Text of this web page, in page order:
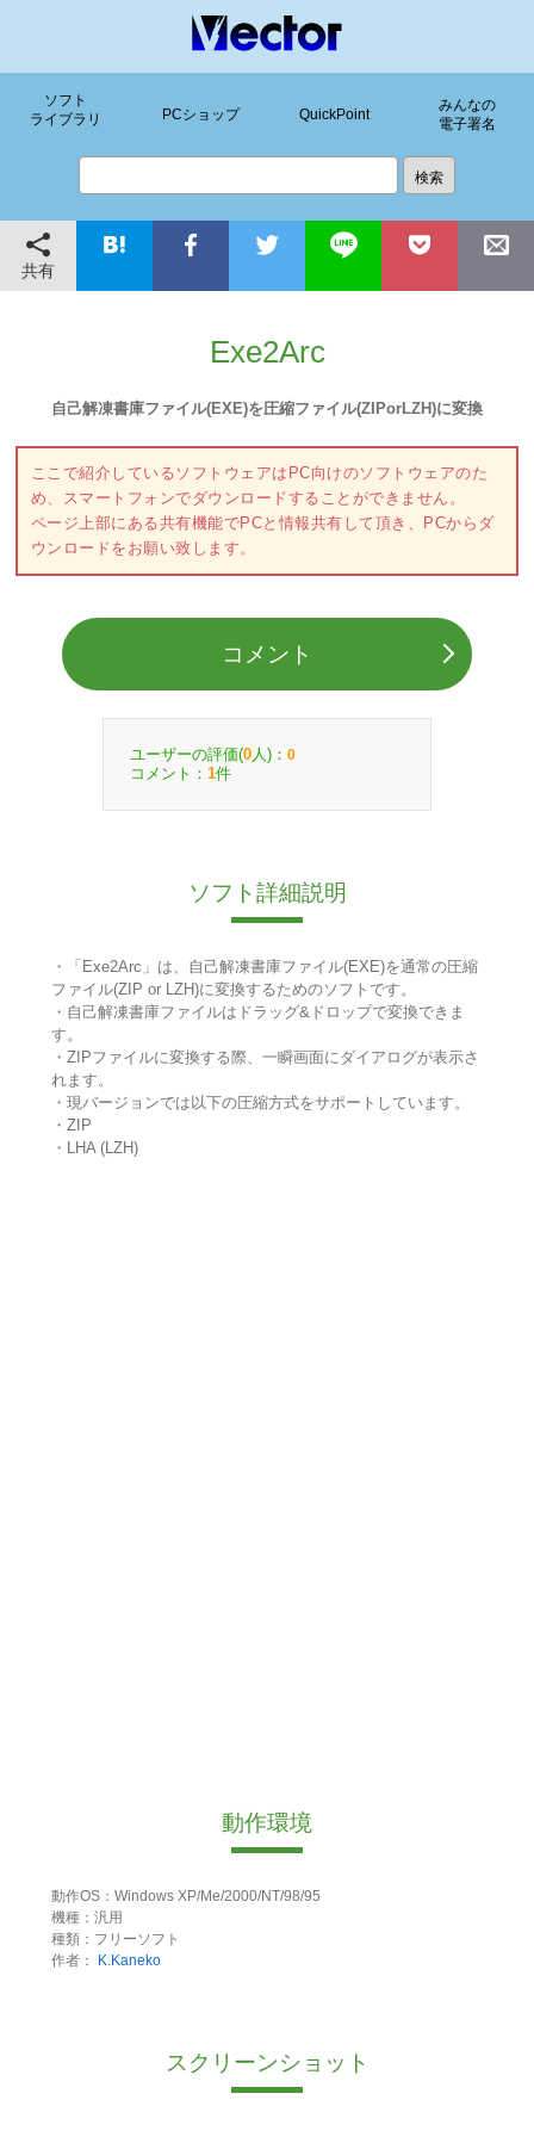
ソフト
ライブラリ
PCショップ QuickPoint
みんなの
電子署名
共有
Exe2Arc
自己解凍書庫ファイル(EXE)を圧縮ファイル(ZIPorLZH)に変換
ここで紹介しているソフトウェアはPC向けのソフトウェアのた
め、スマートフォンでダウンロードすることができません。
ページ上部にある共有機能でPCと情報共有して頂き、PCからダ
ウンロードをお願い致します。
コメント
ユーザーの評価(0 人)： 0
コメント： 1件
ソフト詳細説明
・「Exe2Arc」は、自己解凍書庫ファイル(EXE)を通常の圧縮
ファイル(ZIP or LZH)に変換するためのソフトです。
・自己解凍書庫ファイルはドラッグ&ドロップで変換できま
す。
・ZIPファイルに変換する際、一瞬画面にダイアログが表示さ
れます。
・現バージョンでは以下の圧縮方式をサポートしています。
・ZIP
・LHA (LZH)
動作環境
動作OS：Windows XP/Me/2000/NT/98/95
機種：汎用
種類：フリーソフト
作者：
K.Kaneko
スクリーンショット